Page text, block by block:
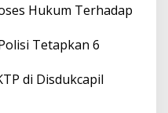
Hukum Terhadap
Tetapkan 6
di Disdukcapil